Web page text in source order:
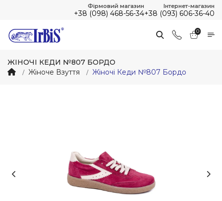
Фірмовий магазин
+38 (098) 468-56-34
Інтернет-магазин
+38 (093) 606-36-40
0
ЖІНОЧІ КЕДИ №807 БОРДО
Жіноче Взуття
Жіночі Кеди №807 Бордо